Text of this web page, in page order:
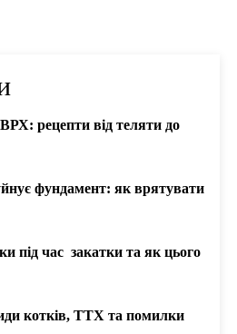
рецепти від теляти до
фундамент: як врятувати
під час закатки та як цього
котків, ТТХ та помилки